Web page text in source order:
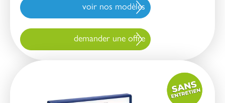
voir nos modèles
demander une offre